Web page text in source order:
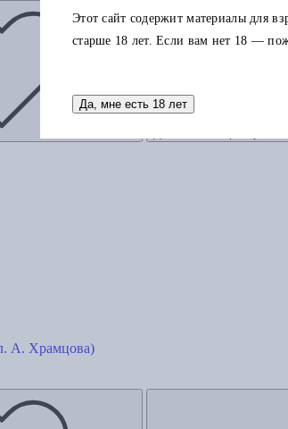
А. Храмцова)
Этот сайт содержит материалы для
старше 18 лет. Если вам нет 18 —
Да, мне есть 18 лет